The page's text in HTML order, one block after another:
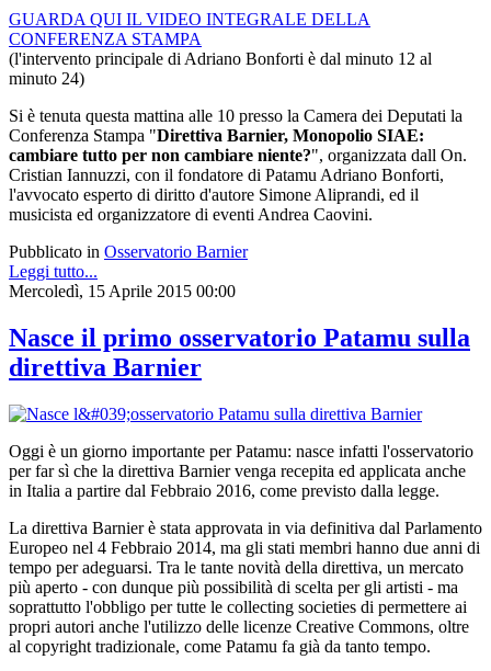
GUARDA QUI IL VIDEO INTEGRALE DELLA
CONFERENZA STAMPA
(l'intervento principale di Adriano Bonforti è dal minuto 12 al
minuto 24)
Si è tenuta questa mattina alle 10 presso la Camera dei Deputati la
Conferenza Stampa "Direttiva Barnier, Monopolio SIAE:
cambiare tutto per non cambiare niente?", organizzata dall On.
Cristian Iannuzzi, con il fondatore di Patamu Adriano Bonforti,
l'avvocato esperto di diritto d'autore Simone Aliprandi, ed il
musicista ed organizzatore di eventi Andrea Caovini.
Pubblicato in Osservatorio Barnier
Leggi tutto...
Mercoledì, 15 Aprile 2015 00:00
Nasce il primo osservatorio Patamu sulla
direttiva Barnier
Oggi è un giorno importante per Patamu: nasce infatti l'osservatorio
per far sì che la direttiva Barnier venga recepita ed applicata anche
in Italia a partire dal Febbraio 2016, come previsto dalla legge.
La direttiva Barnier è stata approvata in via definitiva dal Parlamento
Europeo nel 4 Febbraio 2014, ma gli stati membri hanno due anni di
tempo per adeguarsi. Tra le tante novità della direttiva, un mercato
più aperto - con dunque più possibilità di scelta per gli artisti - ma
soprattutto l'obbligo per tutte le collecting societies di permettere ai
propri autori anche l'utilizzo delle licenze Creative Commons, oltre
al copyright tradizionale, come Patamu fa già da tanto tempo.